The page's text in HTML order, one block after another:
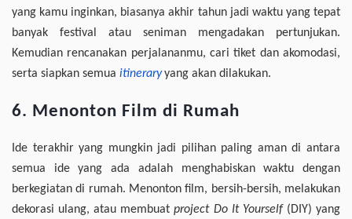
yang kamu inginkan, biasanya akhir tahun jadi waktu yang tepat
banyak festival atau seniman mengadakan pertunjukan.
Kemudian rencanakan perjalananmu, cari tiket dan akomodasi,
serta siapkan semua itineraryyang akan dilakukan.
6. Menonton Film di Rumah
Ide terakhir yang mungkin jadi pilihan paling aman di antara
semua ide yang ada adalah menghabiskan waktu dengan
berkegiatan di rumah. Menonton film, bersih-bersih, melakukan
dekorasi ulang, atau membuatproject Do It Yourself (DIY) yang